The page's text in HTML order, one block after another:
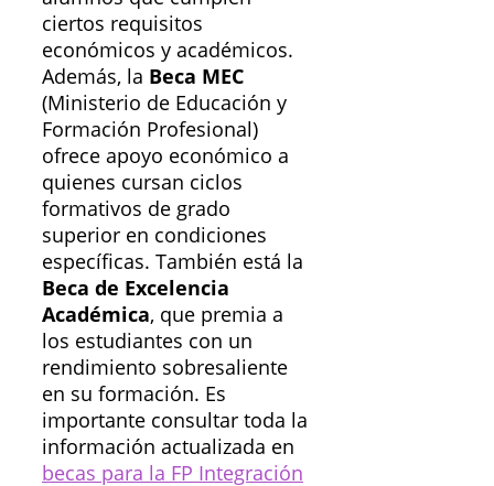
ciertos requisitos
económicos y académicos.
Además, la Beca MEC
(Ministerio de Educación y
Formación Profesional)
ofrece apoyo económico a
quienes cursan ciclos
formativos de grado
superior en condiciones
específicas. También está la
Beca de Excelencia
Académica, que premia a
los estudiantes con un
rendimiento sobresaliente
en su formación. Es
importante consultar toda la
información actualizada en
becas para la FP Integración